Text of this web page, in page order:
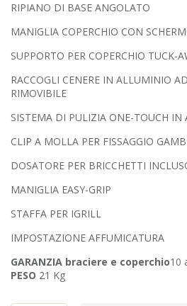
RIPIANO DI BASE ANGOLATO
MANIGLIA COPERCHIO CON
SUPPORTO PER COPERCHIO TUCK-
RACCOGLI CENERE IN ALLUMINIO
RIMOVIBILE
SISTEMA DI PULIZIA ONE-TOUCH IN
CLIP A MOLLA PER FISSAGGIO
DOSATORE PER BRICCHETTI
MANIGLIA EASY-GRIP
STAFFA PER IGRILL
IMPOSTAZIONE AFFUMICATURA
GARANZIA braciere e coperchio10
PESO 21 Kg